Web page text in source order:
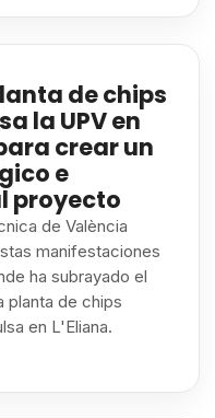
de chips
la UPV en
crear un
e
proyecto
de València
manifestaciones
ha subrayado el
planta de chips
en L'Eliana.